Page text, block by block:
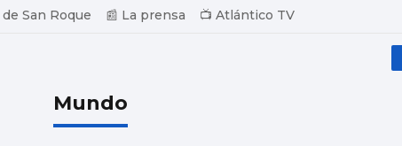
San Roque 📰 La prensa 📺 Atlántico TV
Mundo